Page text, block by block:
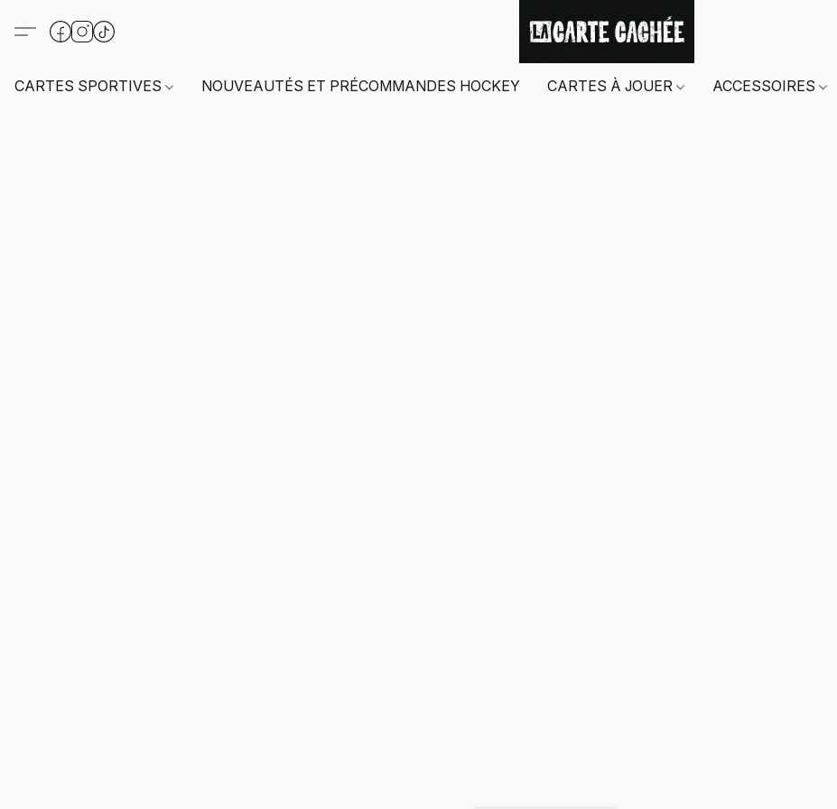
CARTES SPORTIVES NOUVEAUTÉS ET PRÉCOMMANDES HOCKEY CARTES À JOUER ACCESSOIRES